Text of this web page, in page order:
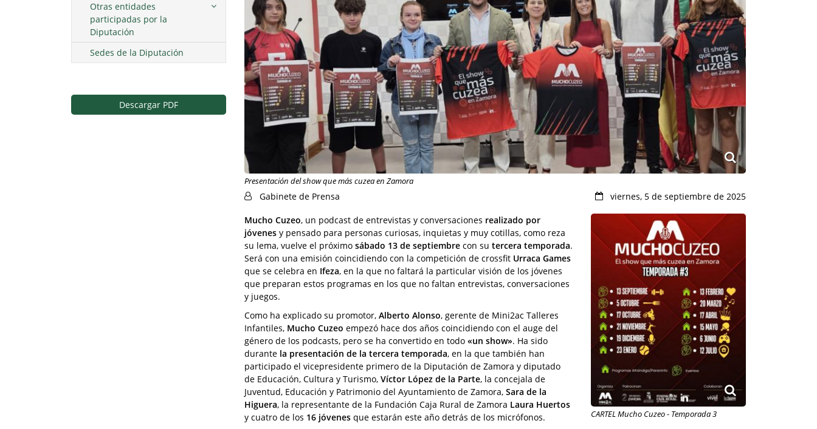
Presentación del show que más cuzea en Zamora
viernes, 5 de septiembre de 2025
Gabinete de Prensa
CARTEL Mucho Cuzeo - Temporada 3
Mucho Cuzeo, un podcast de entrevistas y conversaciones realizado por
jóvenes y pensado para personas curiosas, inquietas y muy cotillas, como reza
su lema, vuelve el próximo sábado 13 de septiembre con su tercera temporada.
Será con una emisión coincidiendo con la competición de crossfit Urraca Games
que se celebra en Ifeza, en la que no faltará la particular visión de los jóvenes
que preparan estos programas en los que no faltan entrevistas, conversaciones
y juegos.
Como ha explicado su promotor, Alberto Alonso, gerente de Mini2ac Talleres
Infantiles, Mucho Cuzeo empezó hace dos años coincidiendo con el auge del
género de los podcasts, pero se ha convertido en todo «un show». Ha sido
durante la presentación de la tercera temporada, en la que también han
participado el vicepresidente primero de la Diputación de Zamora y diputado
de Educación, Cultura y Turismo, Víctor López de la Parte, la concejala de
Juventud, Educación y Patrimonio del Ayuntamiento de Zamora, Sara de la
Higuera, la representante de la Fundación Caja Rural de Zamora Laura Huertos
y cuatro de los 16 jóvenes que estarán este año detrás de los micrófonos.
Otras entidades
participadas por la
Diputación
Sedes de la Diputación
Descargar PDF